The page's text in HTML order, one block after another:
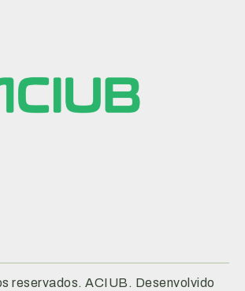
reservados. ACIUB. Desenvolvido